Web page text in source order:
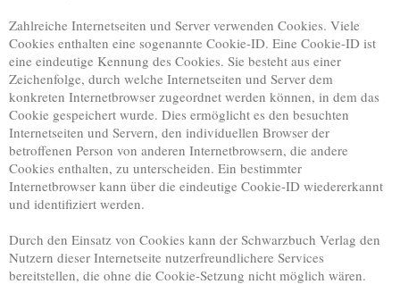
Zahlreiche Internetseiten und Server verwenden Cookies. Viele
Cookies enthalten eine sogenannte Cookie-ID. Eine Cookie-ID ist
eine eindeutige Kennung des Cookies. Sie besteht aus einer
Zeichenfolge, durch welche Internetseiten und Server dem
konkreten Internetbrowser zugeordnet werden können, in dem das
Cookie gespeichert wurde. Dies ermöglicht es den besuchten
Internetseiten und Servern, den individuellen Browser der
betroffenen Person von anderen Internetbrowsern, die andere
Cookies enthalten, zu unterscheiden. Ein bestimmter
Internetbrowser kann über die eindeutige Cookie-ID wiedererkannt
und identifiziert werden.
Durch den Einsatz von Cookies kann der Schwarzbuch Verlag den
Nutzern dieser Internetseite nutzerfreundlichere Services
bereitstellen, die ohne die Cookie-Setzung nicht möglich wären.